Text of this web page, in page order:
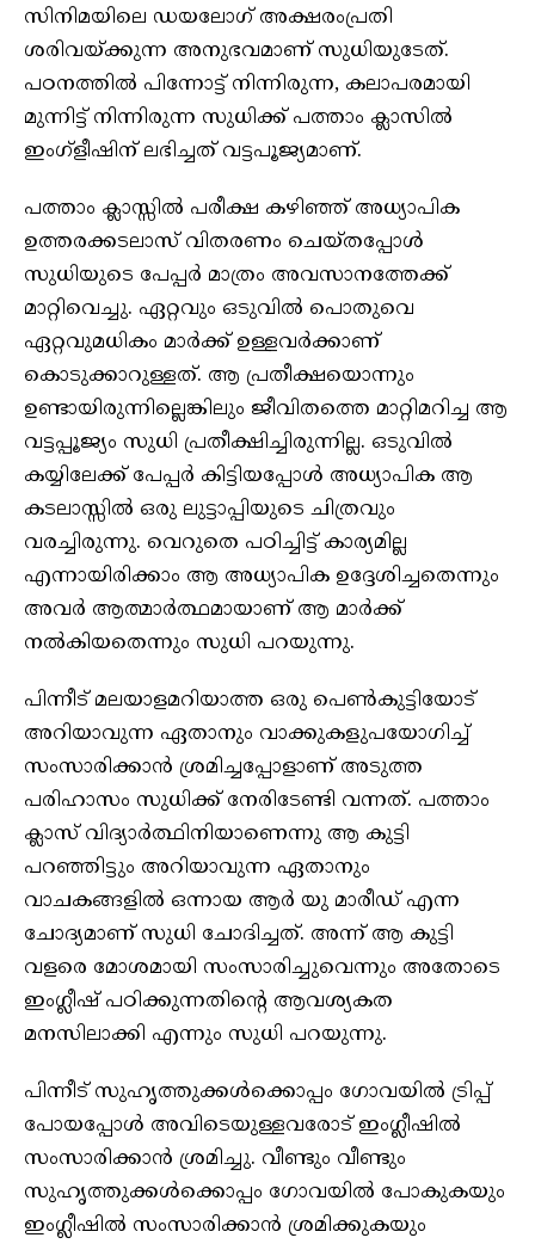
സിനിമയിലെ ഡയലോഗ് അക്ഷരംപ്രതി
ശരിവയ്ക്കുന്ന അനുഭവമാണ് സുധിയുടേത്.
പഠനത്തിൽ പിന്നോട്ട് നിന്നിരുന്ന, കലാപരമായി
മുന്നിട്ട് നിന്നിരുന്ന സുധിക്ക് പത്താം ക്ലാസിൽ
ഇംഗ്‌ളീഷിന് ലഭിച്ചത് വട്ടപൂജ്യമാണ്.
പത്താം ക്ലാസ്സിൽ പരീക്ഷ കഴിഞ്ഞ് അധ്യാപിക
ഉത്തരക്കടലാസ് വിതരണം ചെയ്തപ്പോൾ
സുധിയുടെ പേപ്പർ മാത്രം അവസാനത്തേക്ക്
മാറ്റിവെച്ചു. ഏറ്റവും ഒടുവിൽ പൊതുവെ
ഏറ്റവുമധികം മാർക്ക് ഉള്ളവർക്കാണ്
കൊടുക്കാറുള്ളത്. ആ പ്രതീക്ഷയൊന്നും
ഉണ്ടായിരുന്നില്ലെങ്കിലും ജീവിതത്തെ മാറ്റിമറിച്ച ആ
വട്ടപ്പൂജ്യം സുധി പ്രതീക്ഷിച്ചിരുന്നില്ല. ഒടുവിൽ
കയ്യിലേക്ക് പേപ്പർ കിട്ടിയപ്പോൾ അധ്യാപിക ആ
കടലാസ്സിൽ ഒരു ലുട്ടാപ്പിയുടെ ചിത്രവും
വരച്ചിരുന്നു. വെറുതെ പഠിച്ചിട്ട് കാര്യമില്ല
എന്നായിരിക്കാം ആ അധ്യാപിക ഉദ്ദേശിച്ചതെന്നും
അവർ ആത്മാർത്ഥമായാണ് ആ മാർക്ക്
നൽകിയതെന്നും സുധി പറയുന്നു.
പിന്നീട് മലയാളമറിയാത്ത ഒരു പെൺകുട്ടിയോട്
അറിയാവുന്ന ഏതാനും വാക്കുകളുപയോഗിച്ച്
സംസാരിക്കാൻ ശ്രമിച്ചപ്പോളാണ് അടുത്ത
പരിഹാസം സുധിക്ക് നേരിടേണ്ടി വന്നത്. പത്താം
ക്ലാസ് വിദ്യാർത്ഥിനിയാണെന്നു ആ കുട്ടി
പറഞ്ഞിട്ടും അറിയാവുന്ന ഏതാനും
വാചകങ്ങളിൽ ഒന്നായ ആർ യു മാരീഡ് എന്ന
ചോദ്യമാണ് സുധി ചോദിച്ചത്. അന്ന് ആ കുട്ടി
വളരെ മോശമായി സംസാരിച്ചുവെന്നും അതോടെ
ഇംഗ്ലീഷ് പഠിക്കുന്നതിന്റെ ആവശ്യകത
മനസിലാക്കി എന്നും സുധി പറയുന്നു.
പിന്നീട് സുഹൃത്തുക്കൾക്കൊപ്പം ഗോവയിൽ ട്രിപ്പ്
പോയപ്പോൾ അവിടെയുള്ളവരോട് ഇംഗ്ലീഷിൽ
സംസാരിക്കാൻ ശ്രമിച്ചു. വീണ്ടും വീണ്ടും
സുഹൃത്തുക്കൾക്കൊപ്പം ഗോവയിൽ പോകുകയും
ഇംഗ്ലീഷിൽ സംസാരിക്കാൻ ശ്രമിക്കുകയും